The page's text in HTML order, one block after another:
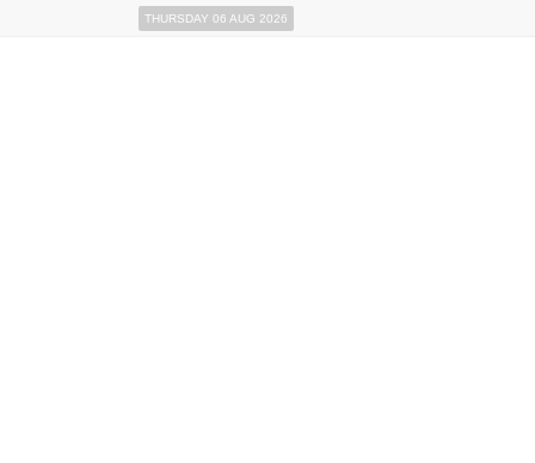
THURSDAY 06 AUG 2026